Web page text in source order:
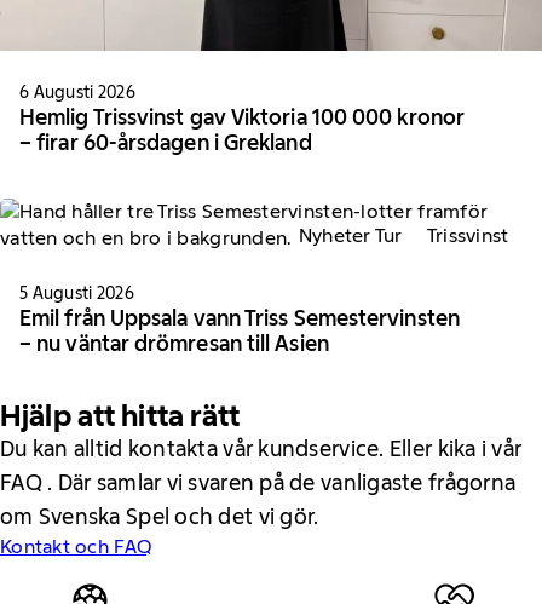
6 Augusti 2026
Hemlig Trissvinst gav Viktoria 100 000 kronor
– firar 60-årsdagen i Grekland
Nyheter Tur Trissvinst
5 Augusti 2026
Emil från Uppsala vann Triss Semestervinsten
– nu väntar drömresan till Asien
Hjälp att hitta rätt
Du kan alltid kontakta vår kundservice. Eller kika i vår
FAQ . Där samlar vi svaren på de vanligaste frågorna
om Svenska Spel och det vi gör.
Kontakt och FAQ